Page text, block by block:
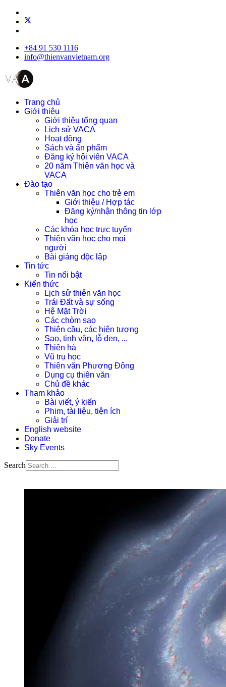
+84 91 530 1116
info@thienvanvietnam.org
Trang chủ
Giới thiệu
Giới thiệu tổng quan
Lịch sử VACA
Hoạt động
Sách và ấn phẩm
Đăng ký hội viên VACA
20 năm Thiên văn học và
VACA
Đào tạo
Thiên văn học cho trẻ em
Giới thiệu / Hợp tác
Đăng ký/nhận thông tin lớp
học
Các khóa học trực tuyến
Thiên văn học cho mọi
người
Bài giảng độc lập
Tin tức
Tin nổi bật
Kiến thức
Lịch sử thiên văn học
Trái Đất và sự sống
Hệ Mặt Trời
Các chòm sao
Thiên cầu, các hiện tượng
Sao, tinh vân, lỗ đen, ...
Thiên hà
Vũ trụ học
Thiên văn Phương Đông
Dụng cụ thiên văn
Chủ đề khác
Tham khảo
Bài viết, ý kiến
Phim, tài liệu, tiện ích
Giải trí
English website
Donate
Sky Events
Search